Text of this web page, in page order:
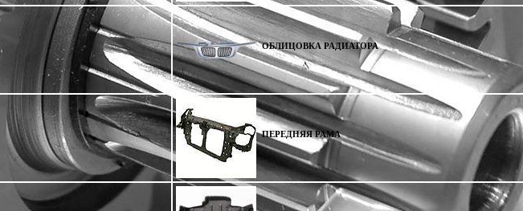
ОБЛИЦОВКА РАДИАТОРА
ПЕРЕДНЯЯ РАМА